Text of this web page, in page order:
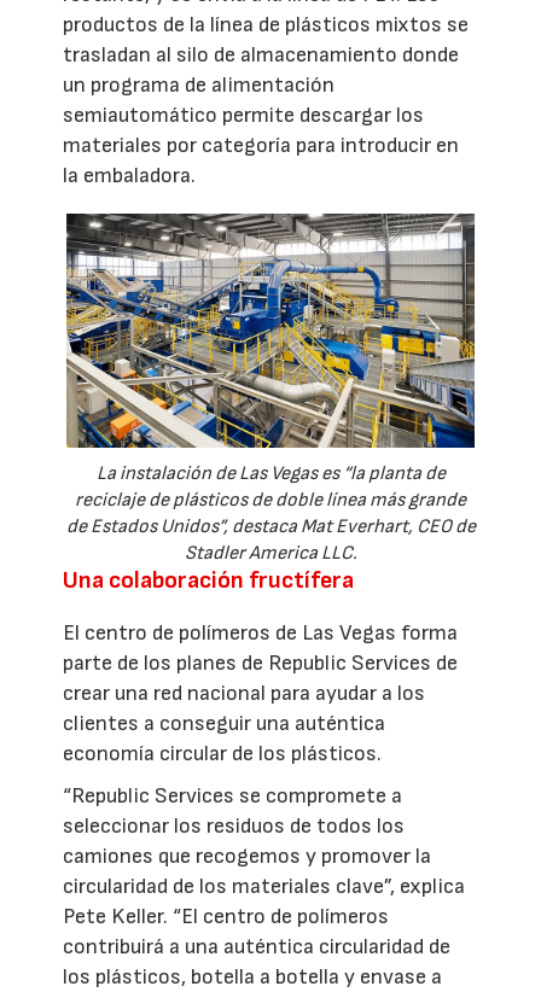
productos de la línea de plásticos mixtos se
trasladan al silo de almacenamiento donde
un programa de alimentación
semiautomático permite descargar los
materiales por categoría para introducir en
la embaladora.
La instalación de Las Vegas es “la planta de
reciclaje de plásticos de doble línea más grande
de Estados Unidos”, destaca Mat Everhart, CEO de
Stadler America LLC.
Una colaboración fructífera
El centro de polímeros de Las Vegas forma
parte de los planes de Republic Services de
crear una red nacional para ayudar a los
clientes a conseguir una auténtica
economía circular de los plásticos.
“Republic Services se compromete a
seleccionar los residuos de todos los
camiones que recogemos y promover la
circularidad de los materiales clave”, explica
Pete Keller. “El centro de polímeros
contribuirá a una auténtica circularidad de
los plásticos, botella a botella y envase a